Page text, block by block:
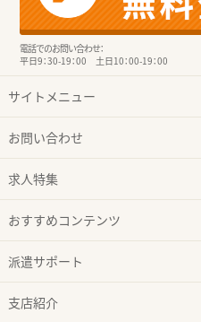
電話でのお問い合わせ：
平日9：30-19：00 土日10：00-19：00
サイトメニュー
お問い合わせ
求人特集
おすすめコンテンツ
派遣サポート
支店紹介